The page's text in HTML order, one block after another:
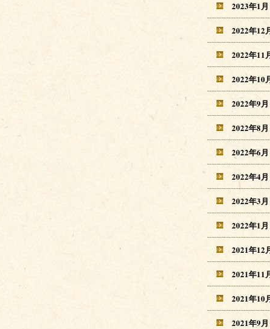
2023年1月
2022年12
2022年11
2022年10
2022年9月
2022年8月
2022年6月
2022年4月
2022年3月
2022年1月
2021年12
2021年11
2021年10
2021年9月